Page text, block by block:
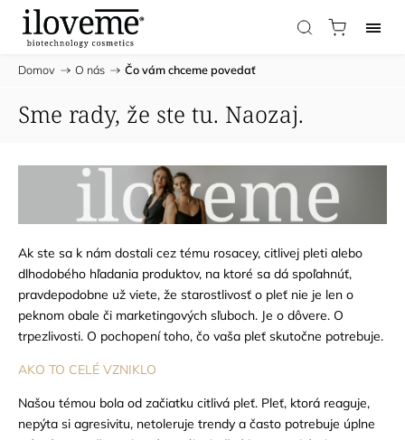
Domov / O nás / Čo vám chceme povedať
Sme rady, že ste tu. Naozaj.
Ak ste sa k nám dostali cez tému rosacey, citlivej pleti alebo
dlhodobého hľadania produktov, na ktoré sa dá spoľahnúť,
pravdepodobne už viete, že starostlivosť o pleť nie je len o
peknom obale či marketingových sľuboch. Je o dôvere. O
trpezlivosti. O pochopení toho, čo vaša pleť skutočne potrebuje.
AKO TO CELÉ VZNIKLO
Našou témou bola od začiatku citlivá pleť. Pleť, ktorá reaguje,
nepýta si agresivitu, netoleruje trendy a často potrebuje úplne